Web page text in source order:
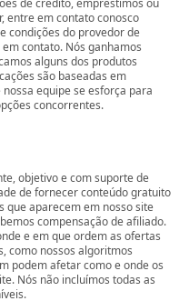
de crédito, empréstimos ou
entre em contato conosco
condições do provedor de
contato. Nós ganhamos
alguns dos produtos
são baseadas em
equipe se esforça para
concorrentes.
objetivo e com suporte de
de fornecer conteúdo gratuito
que aparecem em nosso site
compensação de afiliado.
e em que ordem as ofertas
como nossos algoritmos
podem afetar como e onde os
Nós não incluímos todas as